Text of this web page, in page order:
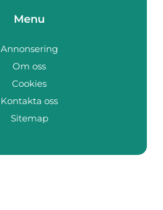
Menu
Annonsering
Om oss
Cookies
Kontakta oss
Sitemap